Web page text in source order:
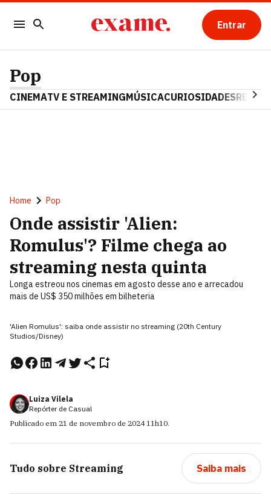
Entrar
Pop
CINEMATV E STREAMINGMÚSICACURIOSIDADES
Home Pop
Onde assistir 'Alien:
Romulus'? Filme chega ao
streaming nesta quinta
Longa estreou nos cinemas em agosto desse ano e arrecadou
mais de US$ 350 milhões em bilheteria
'Alien Romulus': saiba onde assistir no streaming (20th Century
Studios/Disney)
Luiza Vilela
Repórter de Casual
Publicado em 21 de novembro de 2024 11h10.
Tudo sobre Streaming Saiba mais